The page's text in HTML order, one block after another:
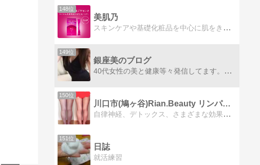
148位
美肌乃
スキンケアや基礎化粧品を中心に肌をきれいにする方法を提案します。
149位
銀座美のブログ
40代女性の美と健康等々発信してます。40代女性の美と健康、オシャレ、生活、趣味、旅行、レストラン等々発信してます。
150位
川口市(鳩ヶ谷)Rian.Beauty リンパサロン
自律神経、デトックス、さまざまな効果のある遠赤外線ホットルーム完備。施術前に20分身体を深部から温め凝りをしっかりほぐしてからリンパケアします。
151位
日誌
就活練習